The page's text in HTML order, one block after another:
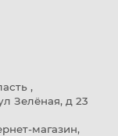
,
Зелёная, д 23
магазин,